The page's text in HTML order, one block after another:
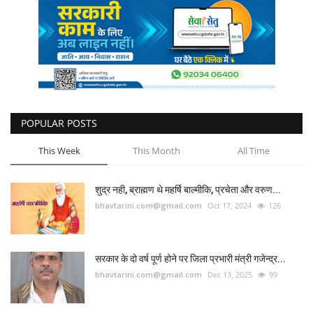
POPULAR POSTS
This Week This Month All Time
शुद्र नही, ब्राह्मण थे महर्षि बाल्मीकि, प्रचेता और वरुण...
bhavtarini.com@gmail.com Oct 17, 2024 126
सरकार के दो वर्ष पूर्ण होने पर जिला प्रभारी मंत्री गजेन्द्र...
bhavtarini.com@gmail.com Dec 13, 2025 99